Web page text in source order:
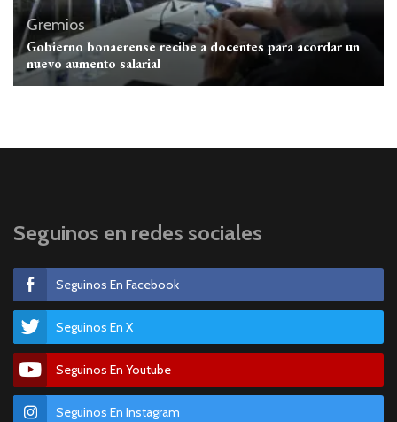
Gremios
Gobierno bonaerense recibe a docentes para acordar un
nuevo aumento salarial
Seguinos en redes sociales
Seguinos En Facebook
Seguinos En X
Seguinos En Youtube
Seguinos En Instagram